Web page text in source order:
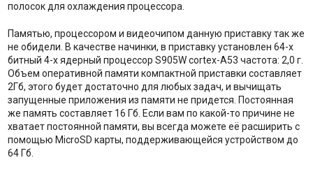
полосок для охлаждения процессора.
Памятью, процессором и видеочипом данную приставку так же
не обидели. В качестве начинки, в приставку установлен 64-х
битный 4-х ядерный процессор S905W cortex-A53 частота: 2,0 г.
Объем оперативной памяти компактной приставки составляет
2Гб, этого будет достаточно для любых задач, и вычищать
запущенные приложения из памяти не придется. Постоянная
же память составляет 16 Гб. Если вам по какой-то причине не
хватает постоянной памяти, вы всегда можете её расширить с
помощью MicroSD карты, поддерживающейся устройством до
64 Гб.